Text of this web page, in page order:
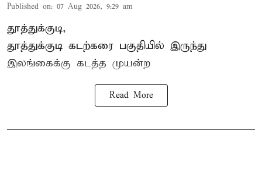
Published on: 07 Aug 2026, 9:29 am
தூத்துக்குடி,
தூத்துக்குடி கடற்கரை பகுதியில் இருந்து
இலங்கைக்கு கடத்த முயன்ற
Read More